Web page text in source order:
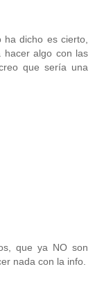
dicho es cierto,
hacer algo con las
que sería una
que ya NO son
nada con la info.